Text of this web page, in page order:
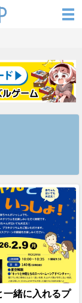
一緒に入れるプ